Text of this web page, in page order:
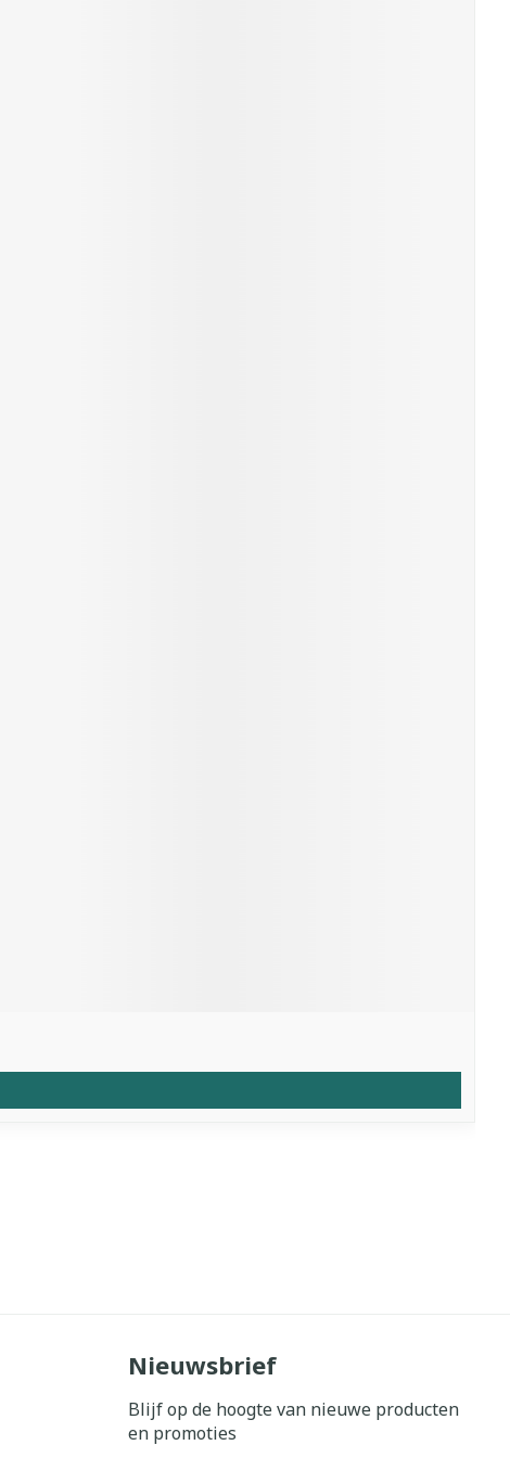
Nieuwsbrief
Blijf op de hoogte van nieuwe producten
en promoties